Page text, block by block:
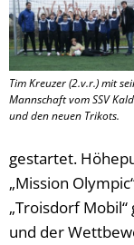
Tim Kreuzer (2.v.r.) mit
Mannschaft vom SSV
und den neuen Trikots.
gestartet.
„Mission
„Troisdorf
und der